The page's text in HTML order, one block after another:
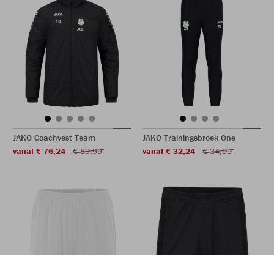
JAKO Coachvest Team
vanaf € 76,24
€ 89,99
JAKO Trainingsbroek One
vanaf € 32,24
€ 34,99